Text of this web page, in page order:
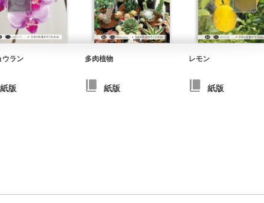
ウラン
紙版
多肉植物
紙版
レモン
紙版